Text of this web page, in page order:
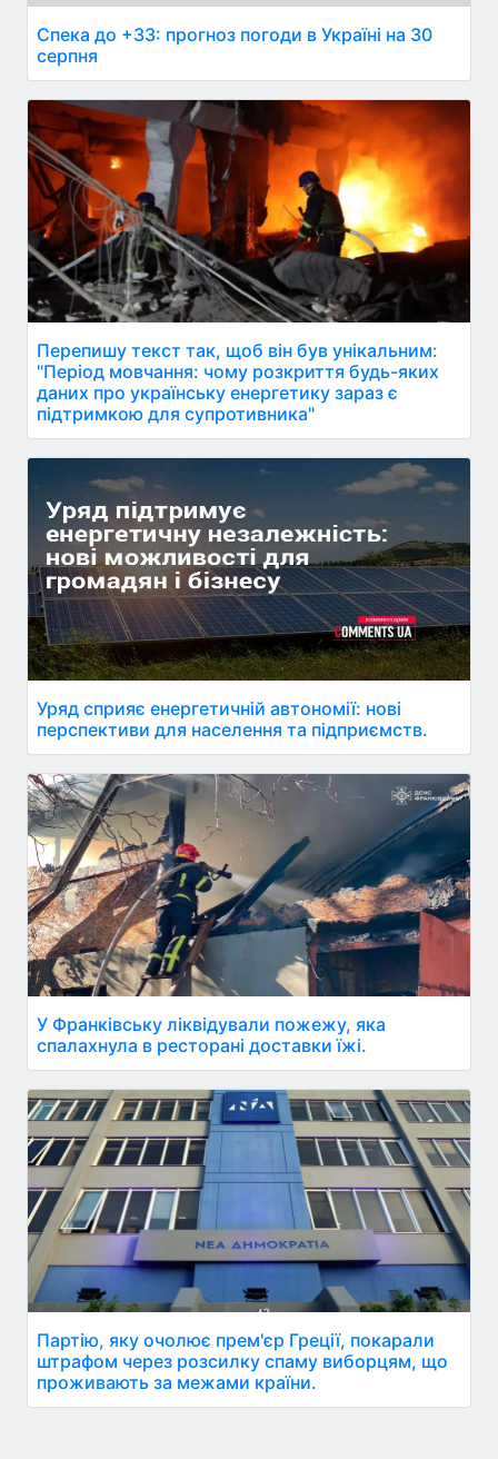
Спека до +33: прогноз погоди в Україні на 30
серпня
Перепишу текст так, щоб він був унікальним:
"Період мовчання: чому розкриття будь-яких
даних про українську енергетику зараз є
підтримкою для супротивника"
Уряд сприяє енергетичній автономії: нові
перспективи для населення та підприємств.
У Франківську ліквідували пожежу, яка
спалахнула в ресторані доставки їжі.
Партію, яку очолює прем'єр Греції, покарали
штрафом через розсилку спаму виборцям, що
проживають за межами країни.